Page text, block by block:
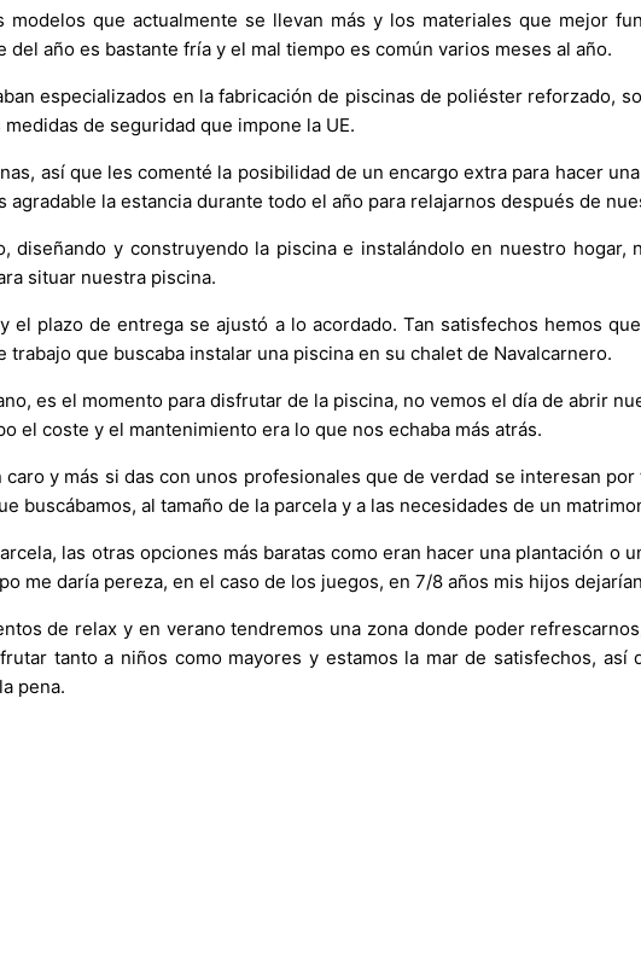
modelos que actualmente se llevan más y los materiales que mejor
año es bastante fría y el mal tiempo es común varios meses al año.
especializados en la fabricación de piscinas de poliéster reforzado,
de seguridad que impone la UE.
así que les comenté la posibilidad de un encargo extra para hacer
la estancia durante todo el año para relajarnos después de
diseñando y construyendo la piscina e instalándolo en nuestro
situar nuestra piscina.
el plazo de entrega se ajustó a lo acordado. Tan satisfechos hemos
que buscaba instalar una piscina en su chalet de Navalcarnero.
es el momento para disfrutar de la piscina, no vemos el día de abrir
el coste y el mantenimiento era lo que nos echaba más atrás.
y más si das con unos profesionales que de verdad se interesan
buscábamos, al tamaño de la parcela y a las necesidades de un
las otras opciones más baratas como eran hacer una plantación o
me daría pereza, en el caso de los juegos, en 7/8 años mis hijos
de relax y en verano tendremos una zona donde poder
tanto a niños como mayores y estamos la mar de satisfechos, así
pena.